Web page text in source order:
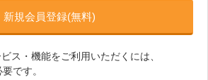
新規会員登録(無料)
ス・機能をご利用いただくには、
です。